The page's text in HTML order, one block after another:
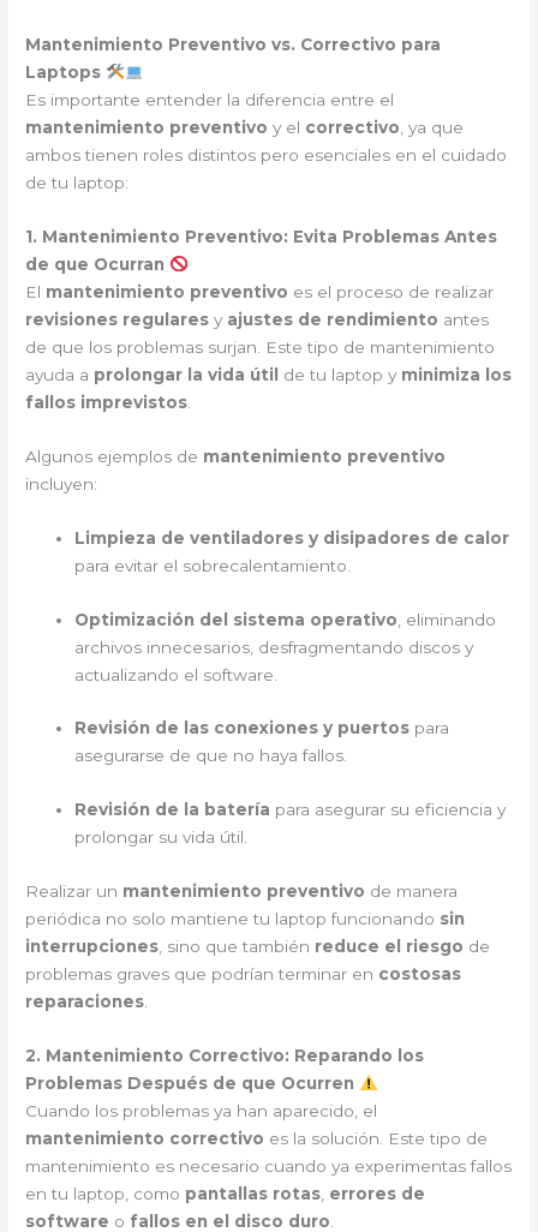
Mantenimiento Preventivo vs. Correctivo para
Laptops
Es importante entender la diferencia entre el
mantenimiento preventivo y el correctivo , ya que
ambos tienen roles distintos pero esenciales en el cuidado
de tu laptop:
1. Mantenimiento Preventivo: Evita Problemas Antes
de que Ocurran
El mantenimiento preventivo es el proceso de realizar
revisiones regulares y ajustes de rendimiento antes
de que los problemas surjan. Este tipo de mantenimiento
ayuda a prolongar la vida útil de tu laptop y minimiza los
fallos imprevistos
Algunos ejemplos de mantenimiento preventivo
incluyen:
Limpieza de ventiladores y disipadores de calor
para evitar el sobrecalentamiento.
Optimización del sistema operativo , eliminando
archivos innecesarios, desfragmentando discos y
actualizando el software.
Revisión de las conexiones y puertos para
asegurarse de que no haya fallos.
Revisión de la batería para asegurar su eficiencia y
prolongar su vida útil.
Realizar un mantenimiento preventivo de manera
periódica no solo mantiene tu laptop funcionando sin
interrupciones , sino que también reduce el riesgo de
problemas graves que podrían terminar en costosas
reparaciones
2. Mantenimiento Correctivo: Reparando los
Problemas Después de que Ocurren
Cuando los problemas ya han aparecido, el
mantenimiento correctivo es la solución. Este tipo de
mantenimiento es necesario cuando ya experimentas fallos
en tu laptop, como pantallas rotas errores de
software o fallos en el disco duro